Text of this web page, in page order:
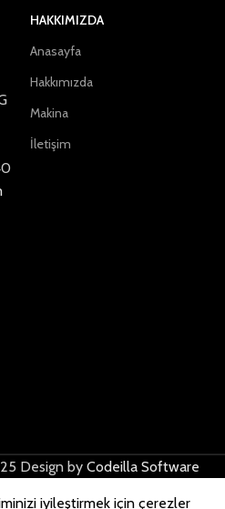
HAKKIMIZDA
Anasayfa
Hakkımızda
Makina
İletişim
Design by Codeilla Software
iyileştirmek için çerezler